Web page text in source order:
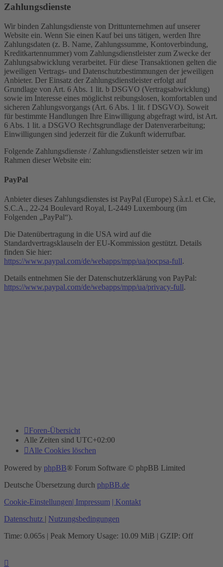
Zahlungsdienste
Wir binden Zahlungsdienste von Drittunternehmen auf unserer
Website ein. Wenn Sie einen Kauf bei uns tätigen, werden Ihre
Zahlungsdaten (z. B. Name, Zahlungssumme, Kontoverbindung,
Kreditkartennummer) vom Zahlungsdienstleister zum Zwecke der
Zahlungsabwicklung verarbeitet. Für diese Transaktionen gelten die
jeweiligen Vertrags- und Datenschutzbestimmungen der jeweiligen
Anbieter. Der Einsatz der Zahlungsdienstleister erfolgt auf
Grundlage von Art. 6 Abs. 1 lit. b DSGVO (Vertragsabwicklung)
sowie im Interesse eines möglichst reibungslosen, komfortablen und
sicheren Zahlungsvorgangs (Art. 6 Abs. 1 lit. f DSGVO). Soweit
für bestimmte Handlungen Ihre Einwilligung abgefragt wird, ist Art.
6 Abs. 1 lit. a DSGVO Rechtsgrundlage der Datenverarbeitung;
Einwilligungen sind jederzeit für die Zukunft widerrufbar.
Folgende Zahlungsdienste / Zahlungsdienstleister setzen wir im
Rahmen dieser Website ein:
PayPal
Anbieter dieses Zahlungsdienstes ist PayPal (Europe) S.à.r.l. et Cie,
S.C.A., 22-24 Boulevard Royal, L-2449 Luxembourg (im
Folgenden „PayPal“).
Die Datenübertragung in die USA wird auf die
Standardvertragsklauseln der EU-Kommission gestützt. Details
finden Sie hier:
https://www.paypal.com/de/webapps/mpp/ua/pocpsa-full.
Details entnehmen Sie der Datenschutzerklärung von PayPal:
https://www.paypal.com/de/webapps/mpp/ua/privacy-full.
Foren-Übersicht
Alle Zeiten sind UTC+02:00
Alle Cookies löschen
Powered by phpBB® Forum Software © phpBB Limited
Deutsche Übersetzung durch phpBB.de
Cookie-Einstellungen| Impressum | Kontakt
Datenschutz | Nutzungsbedingungen
Time: 0.065s | Peak Memory Usage: 10.09 MiB | GZIP: Off